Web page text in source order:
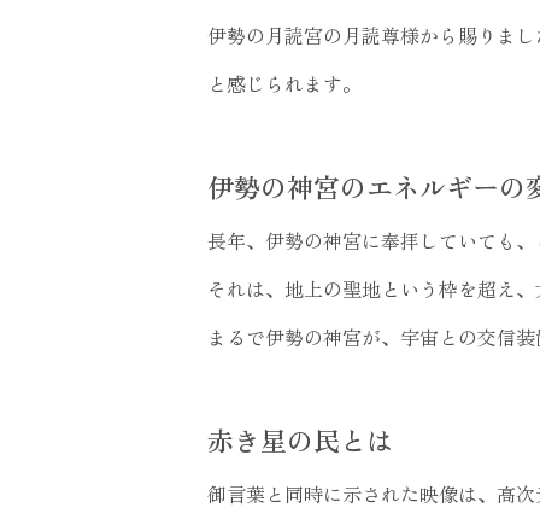
伊勢の月読宮の月読尊様から賜りま
と感じられます。
伊勢の神宮のエネルギーの
長年、伊勢の神宮に奉拝していても
それは、地上の聖地という枠を超え
まるで伊勢の神宮が、宇宙との交信
赤き星の民とは
御言葉と同時に示された映像は、高